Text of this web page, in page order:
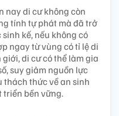
nay di cư không còn
tính tự phát mà đã trở
kế, nếu không có
ngay từ vùng có tỉ lệ di
di cư có thể làm gia
suy giảm nguồn lực
thách thức về an sinh
triển bền vững.